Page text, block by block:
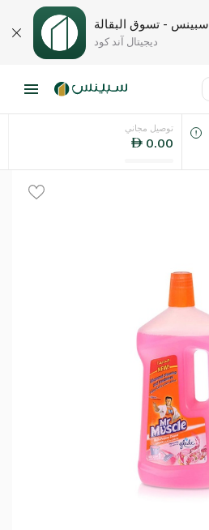
سبينس - تسوق البقالة
ديجيتال آند كود
اللغةتوصيل مجاني
0.00